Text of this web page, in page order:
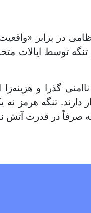
برابر
توسط ایالات
گذرا و
تنگه هرمز
صرفاً در قدرت آتش